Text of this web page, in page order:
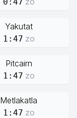
Yakutat
1:47 zo
Pitcairn
1:47 zo
Metlakatla
1:47 zo